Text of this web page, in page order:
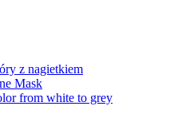
z nagietkiem
Mask
from white to grey